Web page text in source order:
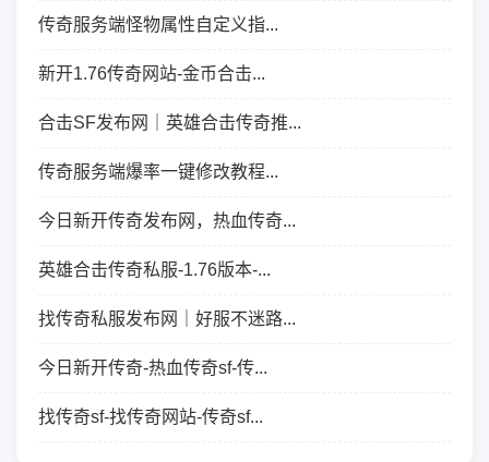
传奇服务端怪物属性自定义指...
新开1.76传奇网站-金币合击...
合击SF发布网｜英雄合击传奇推...
传奇服务端爆率一键修改教程...
今日新开传奇发布网，热血传奇...
英雄合击传奇私服-1.76版本-...
找传奇私服发布网｜好服不迷路...
今日新开传奇-热血传奇sf-传...
找传奇sf-找传奇网站-传奇sf...